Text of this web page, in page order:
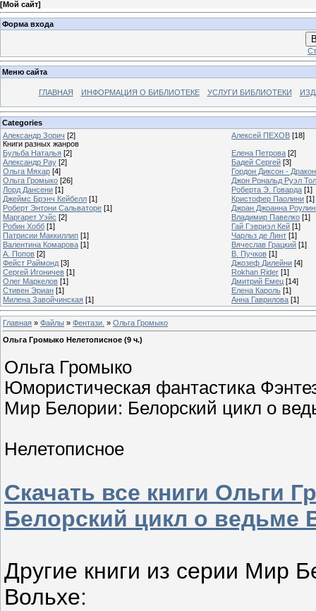
[Мой сайт]
Форма входа
Меню сайта
ГЛАВНАЯ ИНФОРМАЦИЯ О БИБЛИОТЕКЕ УСЛУГИ БИБЛИОТЕКИ
Categories
Александр Зорич [2]
Книги разных жанров
Алексей ПЕХОВ [18]
Бульба Наталья [2] Елена Петрова [2]
Александр Рау [2] Бадей Сергей [3]
Ольга Мяхар [4]
Гордон Диксон -
Ольга Громыко [26]
Джон Рональд Руэл
Лорд Дансени [1] Роберта Э. Говарда [1]
Джеймс Брэнч Кейбелл [1] Кристофер Паолини [1]
Роберт Энтони Сальваторе [1]
Джоан Джоанна
Маргарет Уэйс [2] Владимир Павелко [1]
Робин Хобб [1] Гай Гэвриэл Кей [1]
Патрисии Маккиллип [1] Чарльз де Линт [1]
Валентина Комарова [1] Вячеслав Грацкий [1]
А. Попов [2] В. Пучков [1]
Фейст Раймонд [3] Джозеф Дилейни [4]
Сергей Игоничев [1] Rokhan Rider [1]
Олег Маркелов [1] Дмитрий Емец [14]
Стивен Эриан [1] Елена Кароль [1]
Милена Завойчинская [1] Анна Гаврилова [1]
Главная » Файлы » Фентази. » Ольга Громыко
Ольга Громыко Нелетописное (9 ч.)
Ольга Громыко
Юмористическая фантастика
Мир Белории: Белорский цикл о
Нелетописное
Скачать все книги Ольги
Белорский цикл о ведьме
Другие книги из серии Мир
Вольхе: